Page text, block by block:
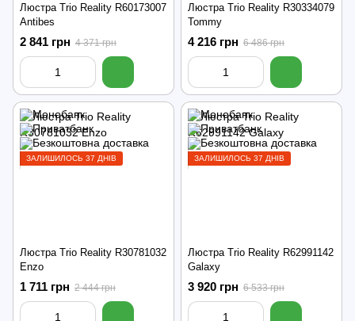
Люстра Trio Reality R60173007
Antibes
2 841 грн 4 371 грн
Люстра Trio Reality R30334079
Tommy
4 216 грн 6 486 грн
ЗАЛИШИЛОСЬ 37 ДНІВ
Люстра Trio Reality R30781032
Enzo
1 711 грн 2 444 грн
ЗАЛИШИЛОСЬ 37 ДНІВ
Люстра Trio Reality R62991142
Galaxy
3 920 грн 6 533 грн